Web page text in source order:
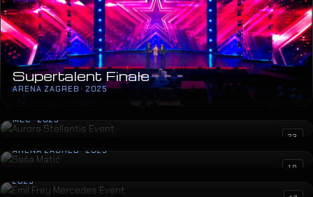
Supertalent Finale
ARENA ZAGREB · 2025
MEC · 2025
23
Saša Matić
ARENA ZAGREB · 2025
10
Emil Frey Mercedes Event
2025